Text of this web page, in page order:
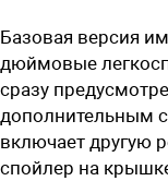
Базовая версия
дюймовые
сразу
дополнительным
включает другую
спойлер на